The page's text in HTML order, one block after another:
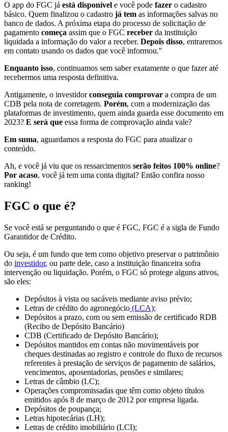
O app do FGC já está disponível e você pode fazer o cadastro
básico. Quem finalizou o cadastro já tem as informações salvas no
banco de dados. A próxima etapa do processo de solicitação de
pagamento começa assim que o FGC receber da instituição
liquidada a informação do valor a receber. Depois disso, entraremos
em contato usando os dados que você informou."
Enquanto isso, continuamos sem saber exatamente o que fazer até
recebermos uma resposta definitiva.
Antigamente, o investidorconseguia comprovar a compra de um
CDB pela nota de corretagem. Porém, com a modernização das
plataformas de investimento, quem ainda guarda esse documento em
2023? E será que essa forma de comprovação ainda vale?
Em suma, aguardamos a resposta do FGC para atualizar o
conteúdo.
Ah, e você já viu que os ressarcimentos serão feitos 100% online?
Por acaso, você já tem uma conta digital? Então confira nosso
ranking!
FGC o que é?
Se você está se perguntando o que é FGC, FGC é a sigla de Fundo
Garantidor de Crédito.
Ou seja, é um fundo que tem como objetivo preservar o patrimônio
do investidor, ou parte dele, caso a instituição financeira sofra
intervenção ou liquidação. Porém, o FGC só protege alguns ativos,
são eles:
Depósitos à vista ou sacáveis mediante aviso prévio;
Letras de crédito do agronegócio (LCA);
Depósitos a prazo, com ou sem emissão de certificado RDB
(Recibo de Depósito Bancário)
CDB (Certificado de Depósito Bancário);
Depósitos mantidos em contas não movimentáveis por
cheques destinadas ao registro e controle do fluxo de recursos
referentes à prestação de serviços de pagamento de salários,
vencimentos, aposentadorias, pensões e similares;
Letras de câmbio (LC);
Operações compromissadas que têm como objeto títulos
emitidos após 8 de março de 2012 por empresa ligada.
Depósitos de poupança;
Letras hipotecárias (LH);
Letras de crédito imobiliário (LCI);